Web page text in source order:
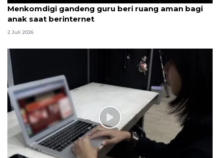
Menkomdigi gandeng guru beri ruang aman bagi
anak saat berinternet
2 Juli 2026